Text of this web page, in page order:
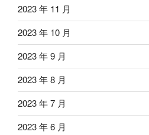
2023 年 11 月
2023 年 10 月
2023 年 9 月
2023 年 8 月
2023 年 7 月
2023 年 6 月